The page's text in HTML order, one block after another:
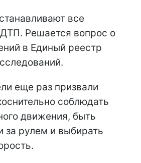
все
Решается вопрос о
в Единый реестр
еще раз призвали
соблюдать
движения, быть
за рулем и выбирать